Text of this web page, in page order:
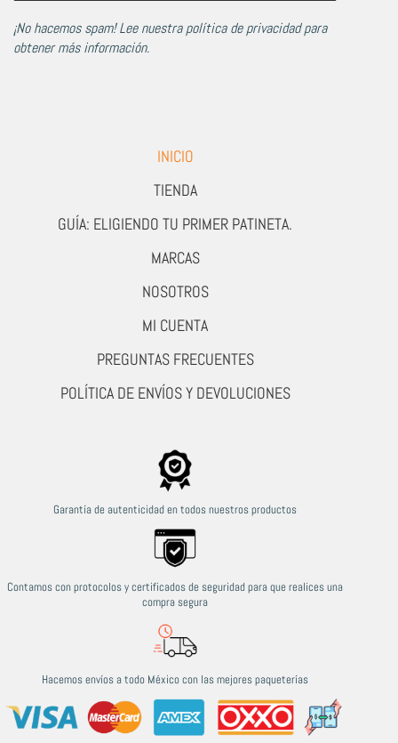
¡No hacemos spam! Lee nuestrapolítica de privacidadpara
obtener más información.
INICIO
TIENDA
GUÍA: ELIGIENDO TU PRIMER PATINETA.
MARCAS
NOSOTROS
MI CUENTA
PREGUNTAS FRECUENTES
POLÍTICA DE ENVÍOS Y DEVOLUCIONES
Garantía de autenticidad en todos nuestros productos
Contamos con protocolos y certificados de seguridad para que realices una
compra segura
Hacemos envíos a todo México con las mejores paqueterías